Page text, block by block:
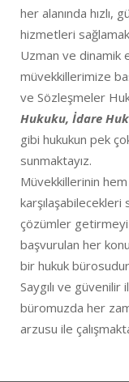
her alanında hızlı,
hizmetleri
Uzman ve dinamik
müvekkillerimize
ve Sözleşmeler
Hukuku, İdare
gibi hukukun pek
sunmaktayız.
Müvekkillerinin
karşılaşabilecekleri
çözümler getirmeyi
başvurulan her
bir hukuk
Saygılı ve
büromuzda her
arzusu ile